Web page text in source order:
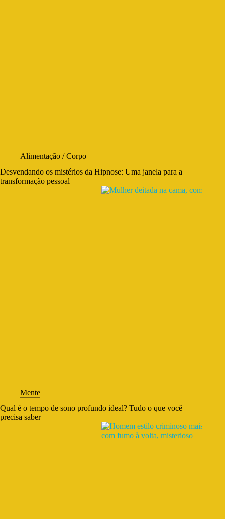
Alimentação /Corpo
Desvendando os mistérios da Hipnose: Uma janela para a
transformação pessoal
Mente
Qual é o tempo de sono profundo ideal? Tudo o que você
precisa saber